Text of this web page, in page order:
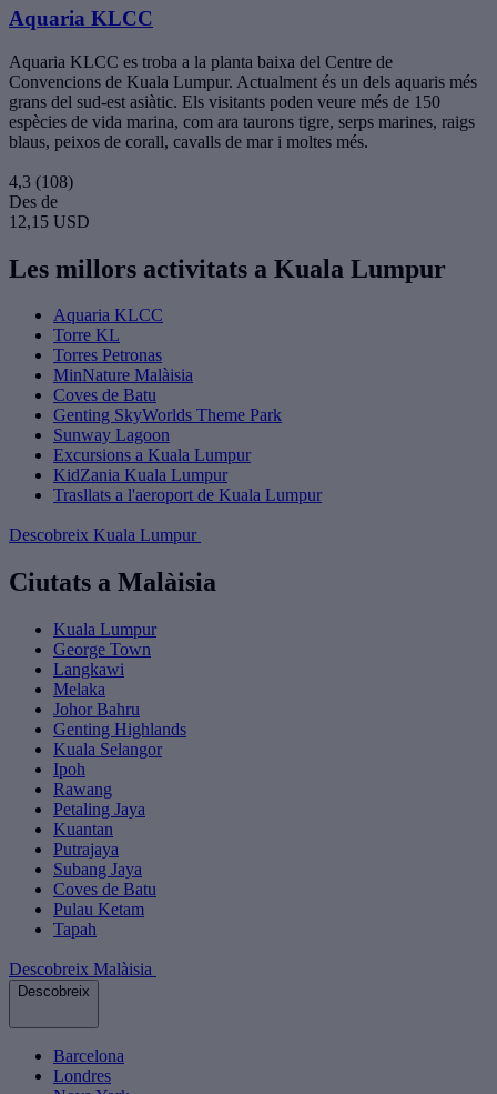
Aquaria KLCC
Aquaria KLCC es troba a la planta baixa del Centre de
Convencions de Kuala Lumpur. Actualment és un dels aquaris més
grans del sud-est asiàtic. Els visitants poden veure més de 150
espècies de vida marina, com ara taurons tigre, serps marines, raigs
blaus, peixos de corall, cavalls de mar i moltes més.
4,3 (108)
Des de
12,15 USD
Les millors activitats a Kuala Lumpur
Aquaria KLCC
Torre KL
Torres Petronas
MinNature Malàisia
Coves de Batu
Genting SkyWorlds Theme Park
Sunway Lagoon
Excursions a Kuala Lumpur
KidZania Kuala Lumpur
Trasllats a l'aeroport de Kuala Lumpur
Descobreix Kuala Lumpur
Ciutats a Malàisia
Kuala Lumpur
George Town
Langkawi
Melaka
Johor Bahru
Genting Highlands
Kuala Selangor
Ipoh
Rawang
Petaling Jaya
Kuantan
Putrajaya
Subang Jaya
Coves de Batu
Pulau Ketam
Tapah
Descobreix Malàisia
Descobreix
Barcelona
Londres